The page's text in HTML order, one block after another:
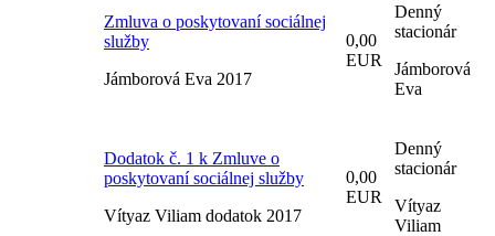
Zmluva o poskytovaní sociálnej
služby
Jámborová Eva 2017
0,00
EUR
Denný
stacionár
Jámborová
Eva
Dodatok č. 1 k Zmluve o
poskytovaní sociálnej služby
Vítyaz Viliam dodatok 2017
0,00
EUR
Denný
stacionár
Vítyaz
Viliam